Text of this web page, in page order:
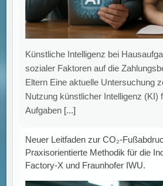
Künstliche Intelligenz bei
sozialer Faktoren auf die
Eltern Eine aktuelle Untersuchung
Nutzung künstlicher Intelligenz (KI)
Aufgaben [...]
Neuer Leitfaden zur CO₂-
Praxisorientierte Methodik für die
Factory-X und Fraunhofer IWU.